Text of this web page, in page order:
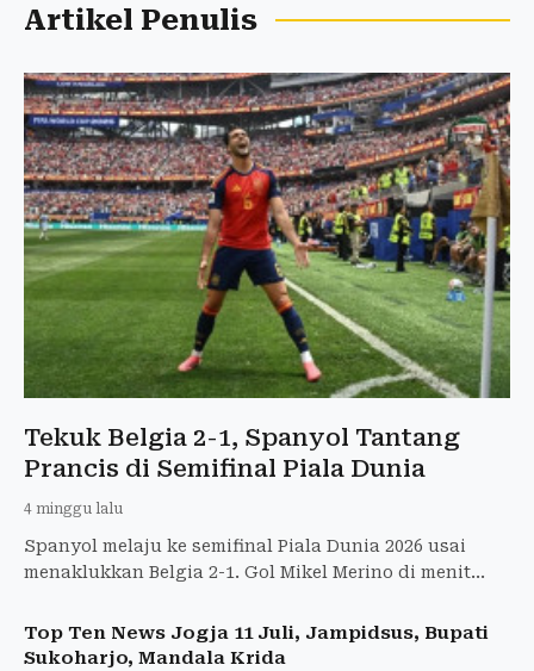
Artikel Penulis
Tekuk Belgia 2-1, Spanyol Tantang
Prancis di Semifinal Piala Dunia
4 minggu lalu
Spanyol melaju ke semifinal Piala Dunia 2026 usai
menaklukkan Belgia 2-1. Gol Mikel Merino di menit
Top Ten News Jogja 11 Juli, Jampidsus, Bupati
Sukoharjo, Mandala Krida